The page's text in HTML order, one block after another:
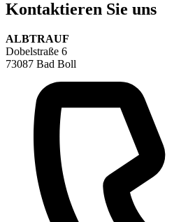
Kontaktieren Sie uns
ALBTRAUF
Dobelstraße 6
73087 Bad Boll